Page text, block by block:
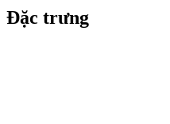
Đặc trưng